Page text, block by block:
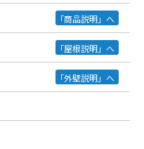
「商品説明」へ
「屋根説明」へ
「外壁説明」へ